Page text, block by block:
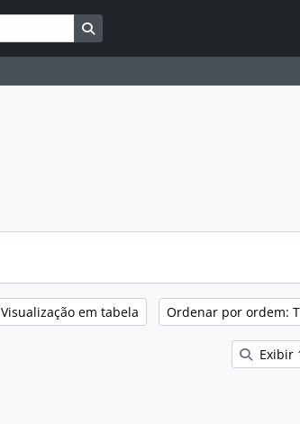
Busque na página de navegação
Visualização em tabela Ordenar por ordem:
Exibir